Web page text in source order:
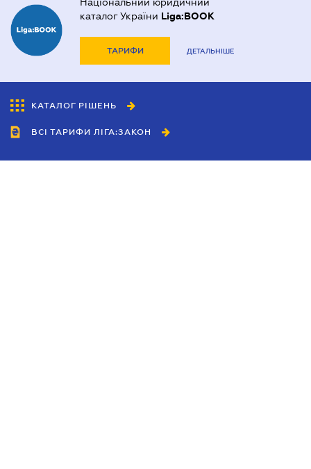
каталог України Liga:BOOK
ТАРИФИ ДЕТАЛЬНІШЕ
КАТАЛОГ РІШЕНЬ
ВСІ ТАРИФИ ЛІГА:ЗАКОН